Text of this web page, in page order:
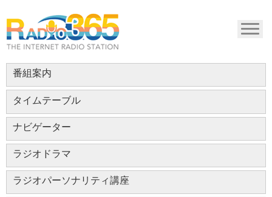
番組案内
タイムテーブル
ナビゲーター
ラジオドラマ
ラジオパーソナリティ講座